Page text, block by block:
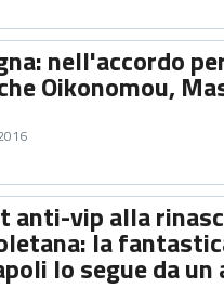
nell'accordo
Oikonomou,
anti-vip alla
la
lo segue da un